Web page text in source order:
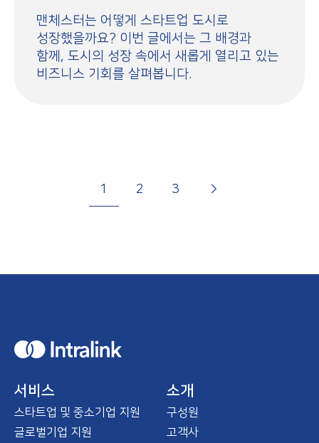
맨체스터는 어떻게 스타트업 도시로
성장했을까요? 이번 글에서는 그 배경과
함께, 도시의 성장 속에서 새롭게 열리고 있는
비즈니스 기회를 살펴봅니다.
n
G
e
1
G
e
2
G
e
3
G
N
p
H
o
서비스
스타트업 및 중소기업 지원
글로벌기업 지원
소개
구성원
고객사